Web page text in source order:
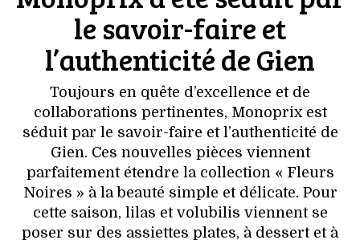
le savoir-faire et
l’authenticité de Gien
Toujours en quête d’excellence et de
collaborations pertinentes, Monoprix est
séduit par le savoir-faire et l’authenticité de
Gien. Ces nouvelles pièces viennent
parfaitement étendre la collection « Fleurs
Noires » à la beauté simple et délicate. Pour
cette saison, lilas et volubilis viennent se
poser sur des assiettes plates, à dessert et à